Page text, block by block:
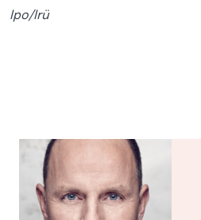
lpo/lrü